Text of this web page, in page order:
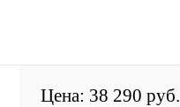
Цена: 38 290 руб.